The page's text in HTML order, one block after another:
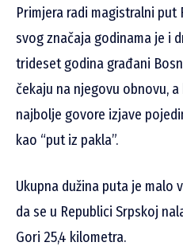
Primjera radi magistralni put
svog značaja godinama je i
trideset godina građani
čekaju na njegovu obnovu,
najbolje govore izjave
kao “put iz pakla”.
Ukupna dužina puta je malo
da se u Republici Srpskoj
Gori 25,4 kilometra.